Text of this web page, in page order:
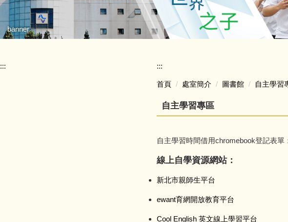
banner
::: :::
首頁 處室簡介 圖書館 自主學習
自主學習專區
自主學習時間借用chromebook登記表單
線上自學資源網站：
新北市親師生平台
ewant育網開放教育平台
Cool English 英文線上學習平台